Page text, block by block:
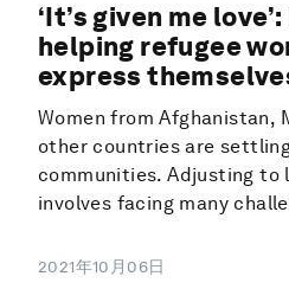
‘It’s given me
helping refugee
express
Women from Afghanistan,
other countries are
communities. Adjusting to
involves facing many
2021年10月06日